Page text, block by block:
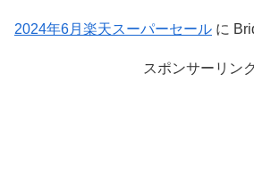
2024年6月楽天スーパーセール に
スポンサーリンク